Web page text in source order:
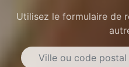
Utilisez le formulaire de